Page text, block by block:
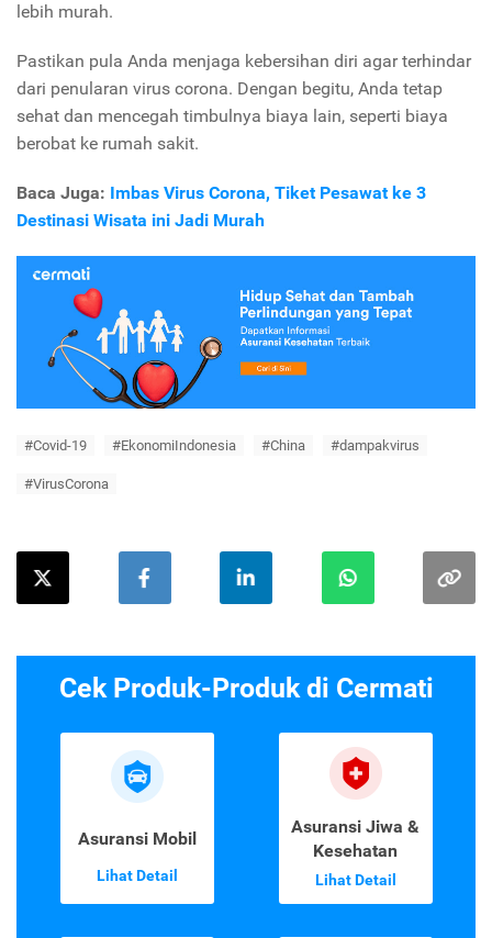
lebih murah.
Pastikan pula Anda menjaga kebersihan diri agar terhindar
dari penularan virus corona. Dengan begitu, Anda tetap
sehat dan mencegah timbulnya biaya lain, seperti biaya
berobat ke rumah sakit.
Baca Juga: Imbas Virus Corona, Tiket Pesawat ke 3
Destinasi Wisata ini Jadi Murah
#Covid-19 #EkonomiIndonesia #China #dampakvirus
#VirusCorona
Cek Produk-Produk di Cermati
Asuransi Mobil
Lihat Detail
Asuransi Jiwa &
Kesehatan
Lihat Detail